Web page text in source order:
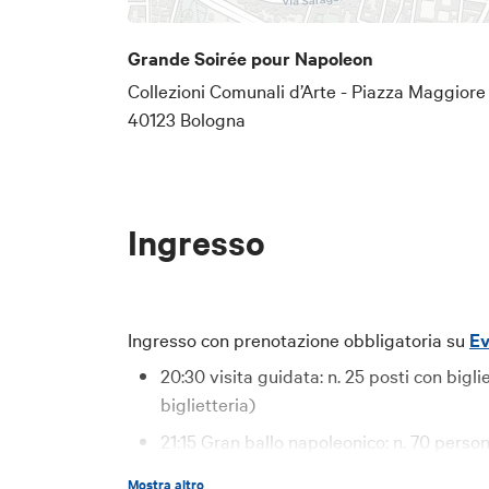
L’evento fa parte del progetto
dove il verde ridesta la
Grande Soirée pour Napoleon
Collezioni Comunali d’Arte - Piazza
40123 Bologna
Ingresso
Ingresso con prenotazione obbligatoria su
20:30 visita guidata: n. 25 posti con
biglietteria)
21:15 Gran ballo napoleonico: n. 70
Mostra altro